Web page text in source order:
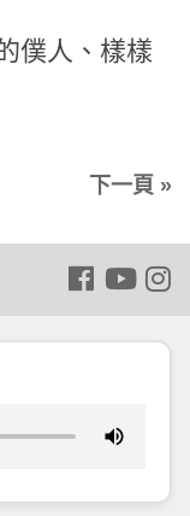
僕人、樣樣
下一頁 »